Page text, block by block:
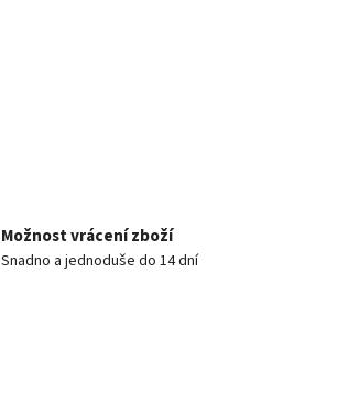
Možnost vrácení zboží
Snadno a jednoduše do 14 dní